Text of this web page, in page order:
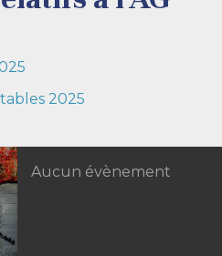
2025
Aucun évènement